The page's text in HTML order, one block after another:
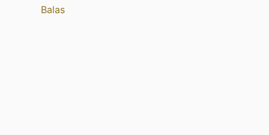
Balas